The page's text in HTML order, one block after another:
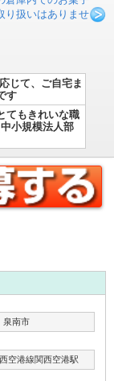
り扱いはありませ
じて、ご自宅ま
す
てもきれいな職
小規模法人部
泉南市
空港線関西空港駅